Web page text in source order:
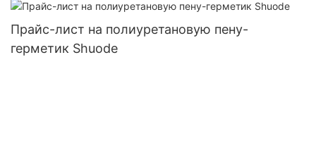
Прайс-лист на полиуретановую пену-
герметик Shuode